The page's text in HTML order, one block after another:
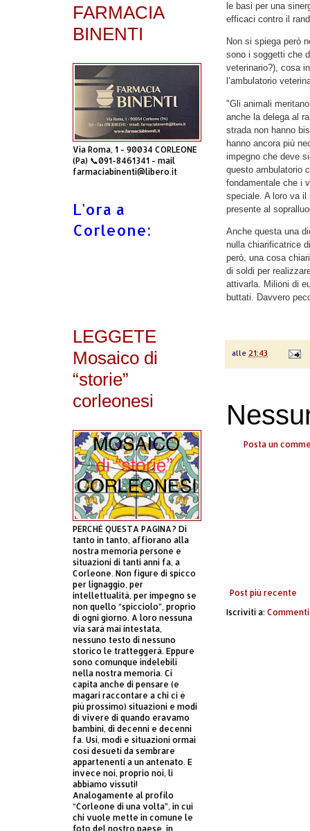
le basi per una
efficaci contro il
Non si spiega però
sono i soggetti che
veterinario?), cosa
l’ambulatorio
"Gli animali
anche la delega al
strada non hanno
hanno ancora più
impegno che deve
questo ambulatorio
fondamentale che i
speciale. A loro va il
presente al
Anche questa una
nulla chiarificatrice
però, una cosa
di soldi per
attivarla. Milioni di
buttati. Davvero
alle 21:43
Posta un
Post più recente
Iscriviti a:
FARMACIA
BINENTI
Via Roma, 1 - 90034 CORLEONE
(Pa) 📞091-8461341 - mail
farmaciabinenti@libero.it
L'ora a
Corleone:
LEGGETE
Mosaico di
“storie”
corleonesi
PERCHÈ QUESTA PAGINA? Di
tanto in tanto, affiorano alla
nostra memoria persone e
situazioni di tanti anni fa, a
Corleone. Non figure di spicco
per lignaggio, per
intellettualità, per impegno se
non quello “spicciolo”, proprio
di ogni giorno. A loro nessuna
via sarà mai intestata,
nessuno testo di nessuno
storico le tratteggerà. Eppure
sono comunque indelebili
nella nostra memoria. Ci
capita anche di pensare (e
magari raccontare a chi ci è
più prossimo) situazioni e modi
di vivere di quando eravamo
bambini, di decenni e decenni
fa. Usi, modi e situazioni ormai
così desueti da sembrare
appartenenti a un antenato. E
invece noi, proprio noi, li
abbiamo vissuti!
Analogamente al profilo
“Corleone di una volta”, in cui
chi vuole mette in comune le
foto del nostro paese, in